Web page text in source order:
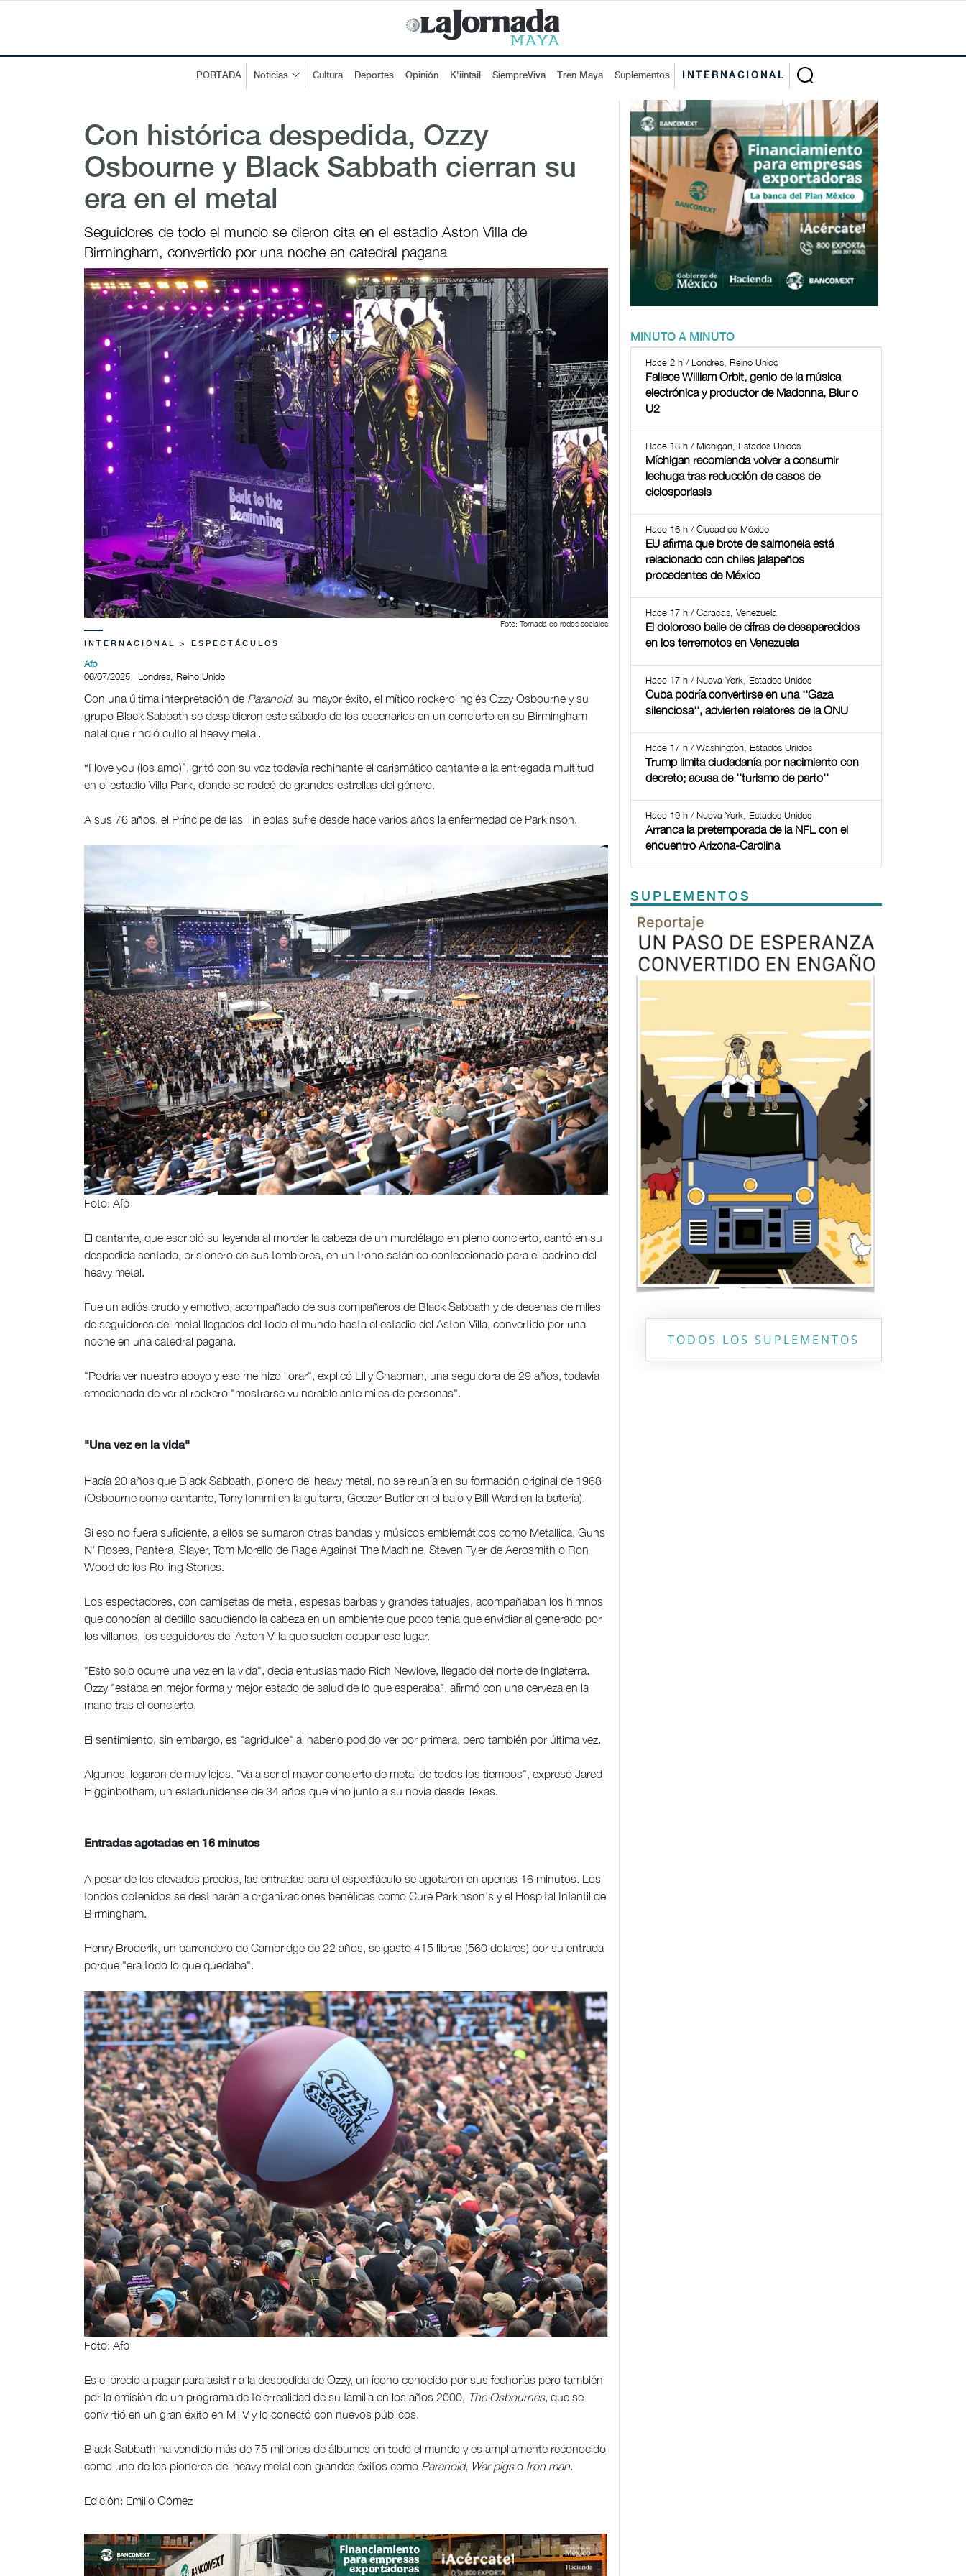
PORTADA Noticias Cultura Deportes Opinión K'iintsil SiempreViva Tren Maya Suplementos INTERNACIONAL
Con histórica despedida, Ozzy
Osbourne y Black Sabbath cierran su
era en el metal
Seguidores de todo el mundo se dieron cita en el estadio Aston Villa de
Birmingham, convertido por una noche en catedral pagana
Foto: Tomada de redes sociales
INTERNACIONAL > ESPECTÁCULOS
Afp
06/07/2025 | Londres, Reino Unido
Con una última interpretación de Paranoid, su mayor éxito, el mítico rockero inglés Ozzy Osbourne y su
grupo Black Sabbath se despidieron este sábado de los escenarios en un concierto en su Birmingham
natal que rindió culto al heavy metal.
“I love you (los amo)”, gritó con su voz todavía rechinante el carismático cantante a la entregada multitud
en el estadio Villa Park, donde se rodeó de grandes estrellas del género.
A sus 76 años, el Príncipe de las Tinieblas sufre desde hace varios años la enfermedad de Parkinson.
Foto: Afp
El cantante, que escribió su leyenda al morder la cabeza de un murciélago en pleno concierto, cantó en su
despedida sentado, prisionero de sus temblores, en un trono satánico confeccionado para el padrino del
heavy metal.
Fue un adiós crudo y emotivo, acompañado de sus compañeros de Black Sabbath y de decenas de miles
de seguidores del metal llegados del todo el mundo hasta el estadio del Aston Villa, convertido por una
noche en una catedral pagana.
"Podría ver nuestro apoyo y eso me hizo llorar", explicó Lilly Chapman, una seguidora de 29 años, todavía
emocionada de ver al rockero "mostrarse vulnerable ante miles de personas".
"Una vez en la vida"
Hacía 20 años que Black Sabbath, pionero del heavy metal, no se reunía en su formación original de 1968
(Osbourne como cantante, Tony Iommi en la guitarra, Geezer Butler en el bajo y Bill Ward en la batería).
Si eso no fuera suficiente, a ellos se sumaron otras bandas y músicos emblemáticos como Metallica, Guns
N' Roses, Pantera, Slayer, Tom Morello de Rage Against The Machine, Steven Tyler de Aerosmith o Ron
Wood de los Rolling Stones.
Los espectadores, con camisetas de metal, espesas barbas y grandes tatuajes, acompañaban los himnos
que conocían al dedillo sacudiendo la cabeza en un ambiente que poco tenía que envidiar al generado por
los villanos, los seguidores del Aston Villa que suelen ocupar ese lugar.
"Esto solo ocurre una vez en la vida", decía entusiasmado Rich Newlove, llegado del norte de Inglaterra.
Ozzy "estaba en mejor forma y mejor estado de salud de lo que esperaba", afirmó con una cerveza en la
mano tras el concierto.
El sentimiento, sin embargo, es "agridulce" al haberlo podido ver por primera, pero también por última vez.
Algunos llegaron de muy lejos. "Va a ser el mayor concierto de metal de todos los tiempos", expresó Jared
Higginbotham, un estadunidense de 34 años que vino junto a su novia desde Texas.
Entradas agotadas en 16 minutos
A pesar de los elevados precios, las entradas para el espectáculo se agotaron en apenas 16 minutos. Los
fondos obtenidos se destinarán a organizaciones benéficas como Cure Parkinson's y el Hospital Infantil de
Birmingham.
Henry Broderik, un barrendero de Cambridge de 22 años, se gastó 415 libras (560 dólares) por su entrada
porque "era todo lo que quedaba".
Foto: Afp
Es el precio a pagar para asistir a la despedida de Ozzy, un ícono conocido por sus fechorías pero también
por la emisión de un programa de telerrealidad de su familia en los años 2000, The Osbournes, que se
convirtió en un gran éxito en MTV y lo conectó con nuevos públicos.
Black Sabbath ha vendido más de 75 millones de álbumes en todo el mundo y es ampliamente reconocido
como uno de los pioneros del heavy metal con grandes éxitos como Paranoid, War pigso Iron man.
Edición: Emilio Gómez
MINUTO A MINUTO
Hace 2 h / Londres, Reino Unido
Fallece William Orbit, genio de la música
electrónica y productor de Madonna, Blur o
U2
Hace 13 h / Michigan, Estados Unidos
Míchigan recomienda volver a consumir
lechuga tras reducción de casos de
ciclosporiasis
Hace 16 h / Ciudad de México
EU afirma que brote de salmonela está
relacionado con chiles jalapeños
procedentes de México
Hace 17 h / Caracas, Venezuela
El doloroso baile de cifras de desaparecidos
en los terremotos en Venezuela
Hace 17 h / Nueva York, Estados Unidos
Cuba podría convertirse en una ''Gaza
silenciosa'', advierten relatores de la ONU
Hace 17 h / Washington, Estados Unidos
Trump limita ciudadanía por nacimiento con
decreto; acusa de ''turismo de parto''
Hace 19 h / Nueva York, Estados Unidos
Arranca la pretemporada de la NFL con el
encuentro Arizona-Carolina
SUPLEMENTOS
Previous Next
TODOS LOS SUPLEMENTOS